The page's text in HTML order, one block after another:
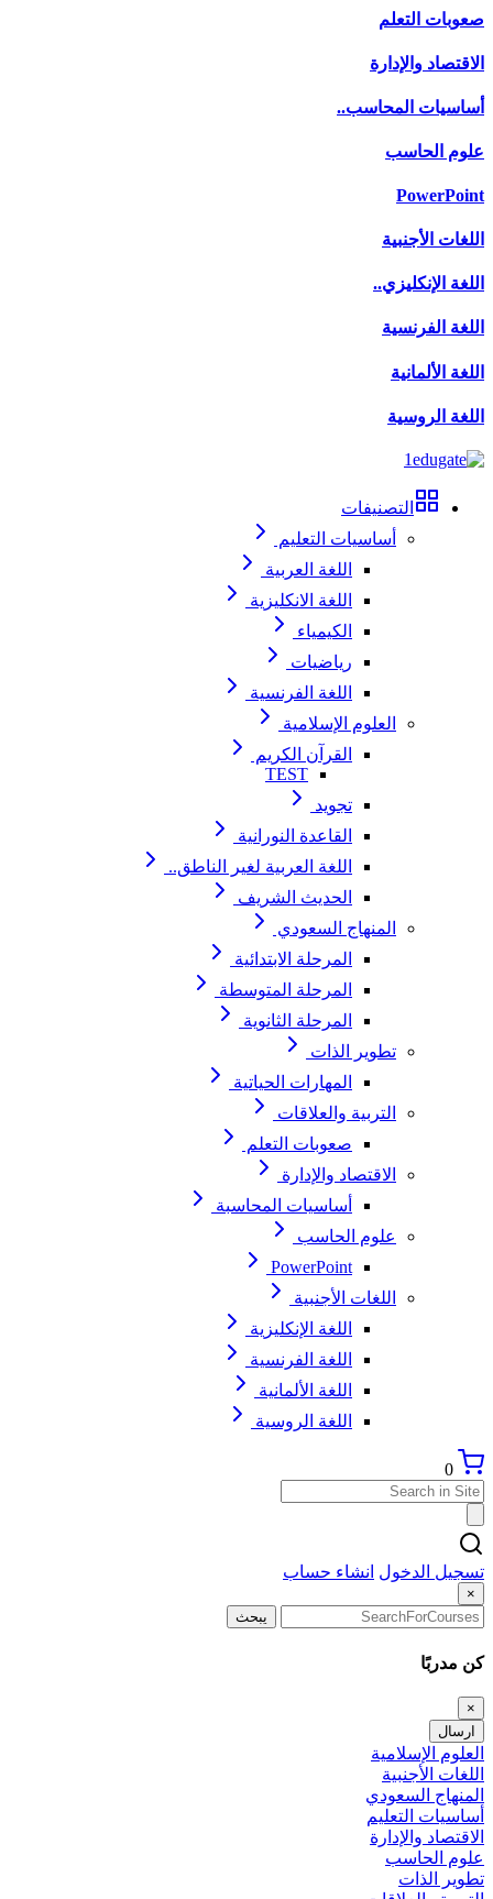
صعوبات التعلم
الاقتصاد والإدارة
أساسيات المحاسب..
علوم الحاسب
PowerPoint
اللغات الأجنبية
اللغة الإنكليزي..
اللغة الفرنسية
اللغة الألمانية
اللغة الروسية
التصنيفات
أساسيات التعليم
اللغة العربية
اللغة الانكليزية
الكيمياء
رياضيات
اللغة الفرنسية
العلوم الإسلامية
القرآن الكريم
TEST
تجويد
القاعدة النورانية
اللغة العربية لغير الناطق..
الحديث الشريف
المنهاج السعودي
المرحلة الابتدائية
المرحلة المتوسطة
المرحلة الثانوية
تطوير الذات
المهارات الحياتية
التربية والعلاقات
صعوبات التعلم
الاقتصاد والإدارة
أساسيات المحاسبة
علوم الحاسب
PowerPoint
اللغات الأجنبية
اللغة الإنكليزية
اللغة الفرنسية
اللغة الألمانية
اللغة الروسية
0
تسجيل الدخول انشاء حساب
×
يبحث
كن مدربًا
×
ارسال
العلوم الإسلامية
اللغات الأجنبية
المنهاج السعودي
أساسيات التعليم
الاقتصاد والإدارة
علوم الحاسب
تطوير الذات